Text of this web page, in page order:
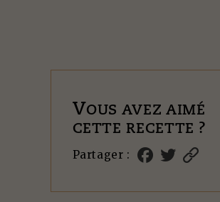
VOUS AVEZ AIMÉ
CETTE RECETTE ?
Partager :